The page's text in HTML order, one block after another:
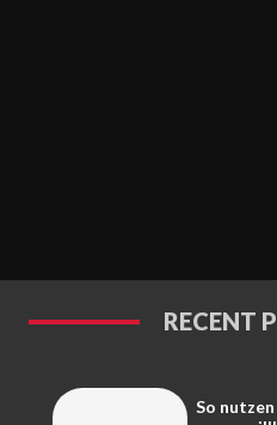
RECENT
So